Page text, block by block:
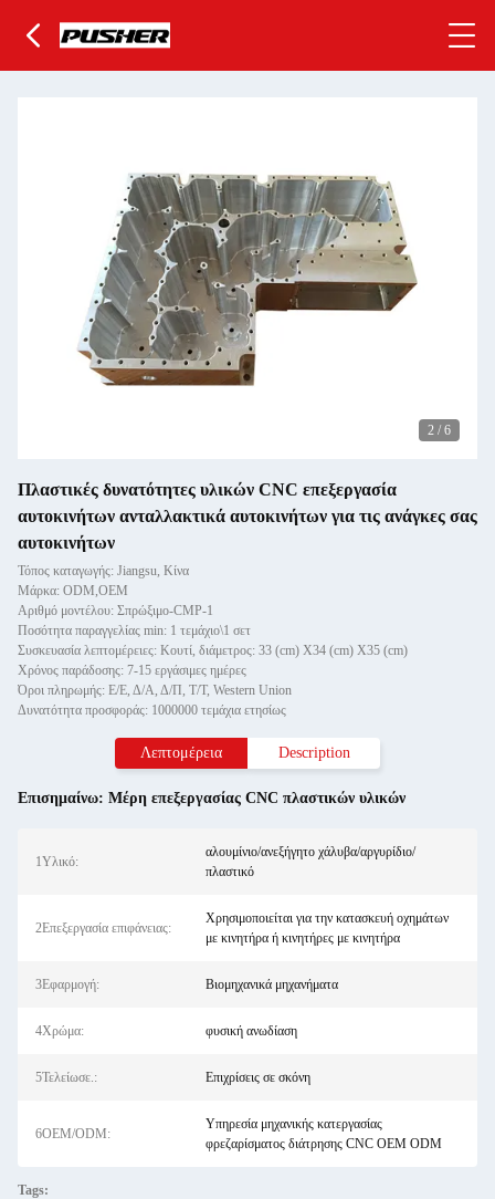
2 / 6
Πλαστικές δυνατότητες υλικών CNC επεξεργασία
αυτοκινήτων ανταλλακτικά αυτοκινήτων για τις ανάγκες σας
αυτοκινήτων
Τόπος καταγωγής: Jiangsu, Κίνα
Μάρκα: ODM,OEM
Αριθμό μοντέλου: Σπρώξιμο-CMP-1
Ποσότητα παραγγελίας min: 1 τεμάχιο\1 σετ
Συσκευασία λεπτομέρειες: Κουτί, διάμετρος: 33 (cm) X34 (cm) X35 (cm)
Χρόνος παράδοσης: 7-15 εργάσιμες ημέρες
Όροι πληρωμής: Ε/Ε, Δ/Α, Δ/Π, Τ/Τ, Western Union
Δυνατότητα προσφοράς: 1000000 τεμάχια ετησίως
Λεπτομέρεια Description
Επισημαίνω: Μέρη επεξεργασίας CNC πλαστικών υλικών
1Υλικό:
αλουμίνιο/ανεξήγητο χάλυβα/αργυρίδιο/
πλαστικό
2Επεξεργασία επιφάνειας:
Χρησιμοποιείται για την κατασκευή οχημάτων
με κινητήρα ή κινητήρες με κινητήρα
3Εφαρμογή: Βιομηχανικά μηχανήματα
4Χρώμα: φυσική ανωδίαση
5Τελείωσε.: Επιχρίσεις σε σκόνη
6OEM/ODM:
Υπηρεσία μηχανικής κατεργασίας
φρεζαρίσματος διάτρησης CNC OEM ODM
Tags: